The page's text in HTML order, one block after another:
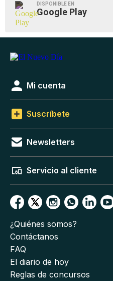
DISPONIBLE EN
Google Play
Mi cuenta
Suscríbete
Newsletters
Servicio al cliente
¿Quiénes somos?
Contáctanos
FAQ
El diario de hoy
Reglas de concursos